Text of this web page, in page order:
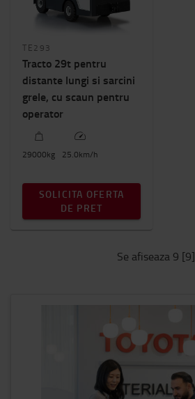
TE293
Tracto 29t pentru
distante lungi si sarcini
grele, cu scaun pentru
operator
29000kg 25.0km/h
SOLICITA OFERTA
DE PRET
Se afiseaza 9 [9]